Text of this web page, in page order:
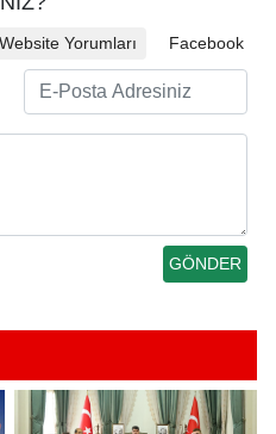
Website Yorumları Facebook